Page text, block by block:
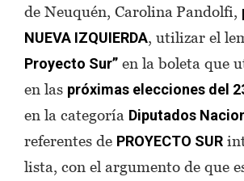
de Neuquén, Carolina Pandolfi,
NUEVA IZQUIERDA , utilizar el
Proyecto Sur” en la boleta que
en las próximas elecciones del
en la categoría Diputados
referentes de PROYECTO SUR
lista, con el argumento de que